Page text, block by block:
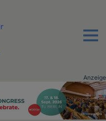
Menu
Anzeige